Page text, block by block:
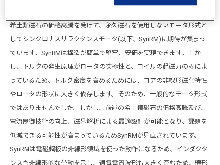
希土類磁石の価格高騰を受けて、永久磁石を使用しないモータ形式と
してシンクロナスリラクタンスモータ(以下、SynRM)に期待が集まっ
ています。SynRMは構造が簡単で堅牢、安価を実現できます。しか
し、トルクの発生原理がロータの突極性と、コイルの起磁力のみによ
っているため、トルク密度を高めるためには、コアの非線形磁化特性
やロータの形状に大きく依存します。そのため、一般的なモータ形式
ではありませんでした。しかし、前述の希土類磁石の価格高騰及び、
電流制御技術の向上、磁界解析による最適設計が可能となり、課題を
低減できる可能性が高まっているためSynRMが見直されています。
SynRMは電磁鋼板の非線形領域を使った動作になるため、インダクタ
ンスも非線形的な挙動を示し、通電電流波形も大きく歪むため、線形